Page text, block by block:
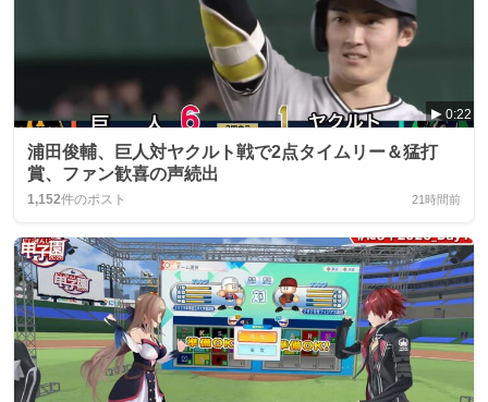
0:22
浦田俊輔、巨人対ヤクルト戦で2点タイムリー＆猛打
賞、ファン歓喜の声続出
1,152件のポスト 21時間前